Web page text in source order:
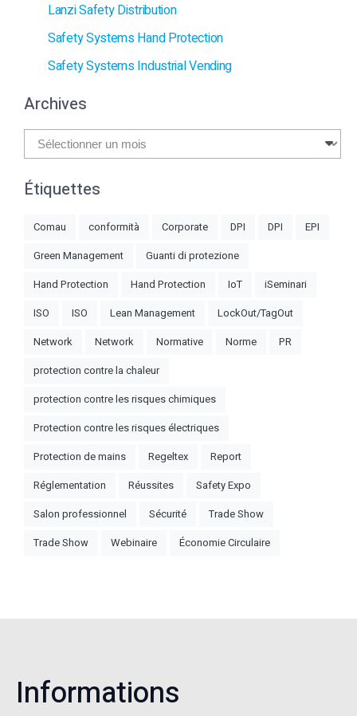
Lanzi Safety Distribution
Safety Systems Hand Protection
Safety Systems Industrial Vending
Archives
Archives
Étiquettes
Comau conformità Corporate DPI DPI
EPI
Green Management
Guanti di protezione
Hand Protection
Hand Protection IoT
iSeminari
ISO
ISO Lean Management
LockOut/TagOut
Network
Network Normative Norme
PR
protection contre la chaleur
protection contre les risques chimiques
Protection contre les risques électriques
Protection de mains
Regeltex
Report
Réglementation
Réussites
Safety Expo
Salon professionnel
Sécurité
Trade Show
Trade Show
Webinaire Économie Circulaire
Informations